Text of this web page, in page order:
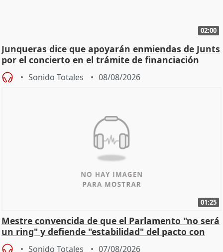
02:00
Junqueras dice que apoyarán enmiendas de Junts
por el concierto en el trámite de financiación
Sonido Totales 08/08/2026
01:25
Mestre convencida de que el Parlamento "no será
un ring" y defiende "estabilidad" del pacto con
Vox
Sonido Totales 07/08/2026